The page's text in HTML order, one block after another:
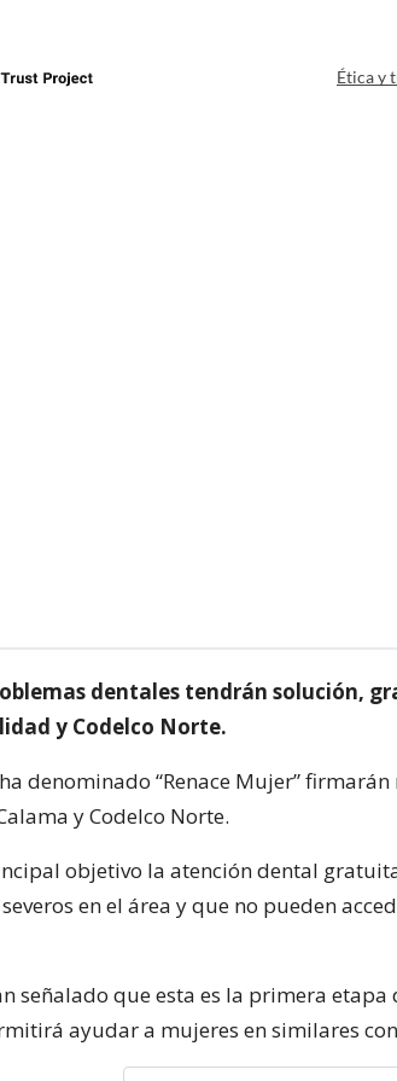
Ética y
dentales tendrán solución,
y Codelco Norte.
denominado “Renace Mujer”
y Codelco Norte.
objetivo la atención dental
en el área y que no pueden
señalado que esta es la primera etapa
ayudar a mujeres en similares